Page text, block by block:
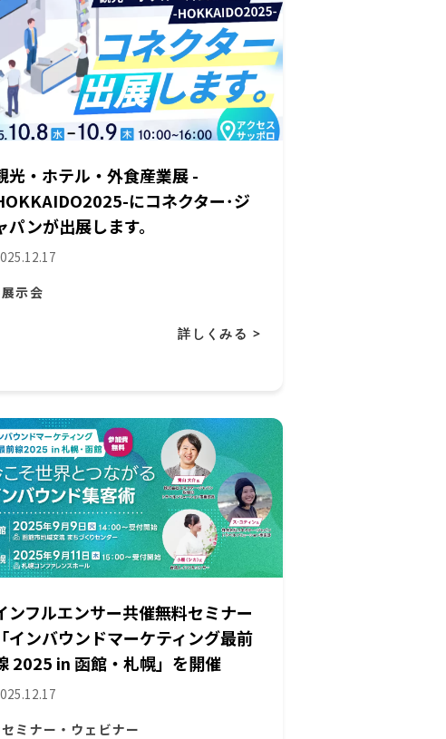
光・ホテル・外食産業展 -
にコネクター･ジ
パンが出展します。
示会
詳しくみる >
ンフルエンサー共催無料セミナー
「インバウンドマーケティング最前
2025 in 函館・札幌」を開催
ミナー・ウェビナー